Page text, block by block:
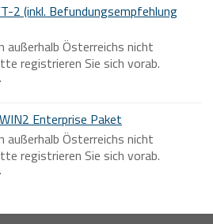
2 (inkl. Befundungsempfehlung
außerhalb Österreichs nicht
registrieren Sie sich vorab.
Enterprise Paket
außerhalb Österreichs nicht
registrieren Sie sich vorab.